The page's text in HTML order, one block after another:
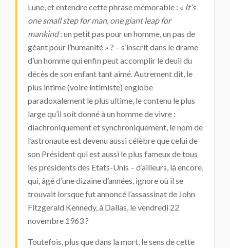
Lune, et entendre cette phrase mémorable : « It’s
one small step for man, one giant leap for
mankind: un petit pas pour un homme, un pas de
géant pour l’humanité » ? – s’inscrit dans le drame
d’un homme qui enfin peut accomplir le deuil du
décès de son enfant tant aimé. Autrement dit, le
plus intime (voire intimiste) englobe
paradoxalement le plus ultime, le contenu le plus
large qu’il soit donné à un homme de vivre :
diachroniquement et synchroniquement, le nom de
l’astronaute est devenu aussi célèbre que celui de
son Président qui est aussi le plus fameux de tous
les présidents des Etats-Unis – d’ailleurs, là encore,
qui, âgé d’une dizaine d’années, ignore où il se
trouvait lorsque fut annoncé l’assassinat de John
Fitzgerald Kennedy, à Dallas, le vendredi 22
novembre 1963 ?
Toutefois, plus que dans la mort, le sens de cette